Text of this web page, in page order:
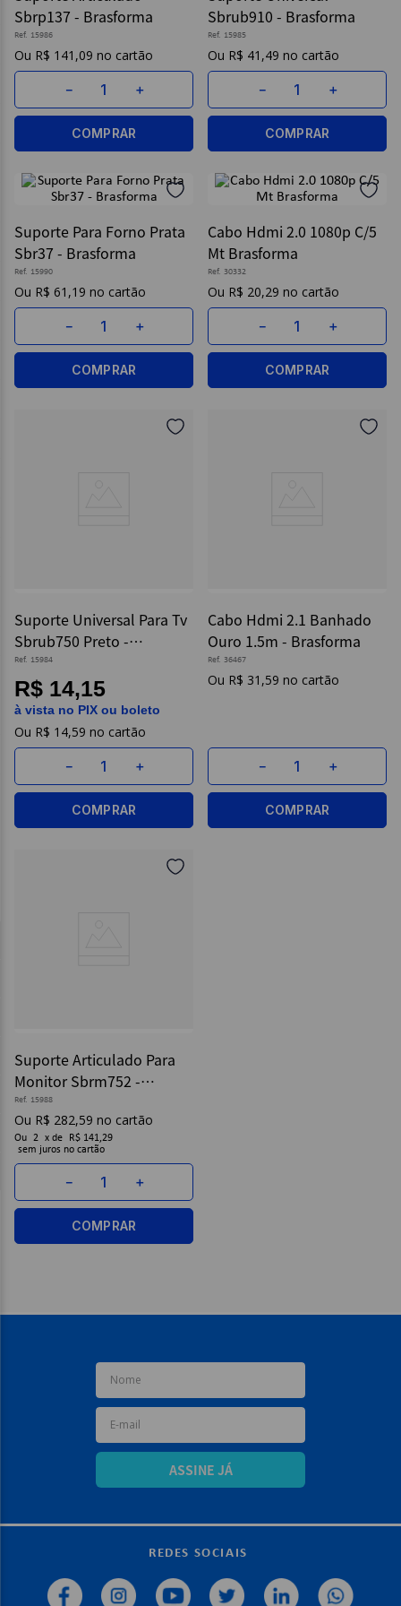
Sbrp137 - Brasforma
Ref. 15986
R$ 141 ,09
＋
－
COMPRAR
Sbrub910 - Brasforma
Ref. 15985
R$ 41 ,49
＋
－
COMPRAR
Suporte Para Forno Prata
Sbr37 - Brasforma
Ref. 15990
R$ 61 ,19
＋
－
COMPRAR
Cabo Hdmi 2.0 1080p C/5
Mt Brasforma
Ref. 30332
R$ 20,29
＋
－
COMPRAR
Suporte Universal Para Tv
Sbrub750 Preto -
Brasforma
Ref. 15984
R$ 14,15
à vista no PIX ou boleto
R$ 14,59
＋
－
COMPRAR
Cabo Hdmi 2.1 Banhado
Ouro 1.5m - Brasforma
Ref. 36467
R$ 31 ,59
＋
－
COMPRAR
Suporte Articulado Para
Monitor Sbrm752 -
Brasforma
Ref. 15988
R$ 282,59
Ou 2 x de
R$ 141,29
sem juros
＋
－
COMPRAR
ASSINE JÁ
REDES SOCIAIS
9º
borracha
10º fita